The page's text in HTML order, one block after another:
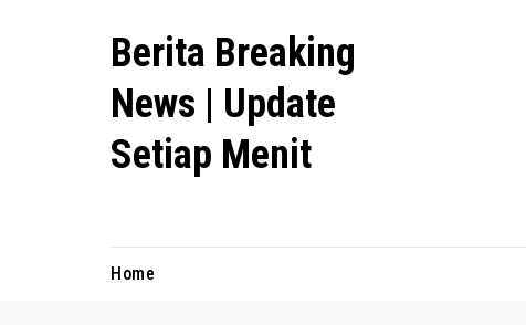
Berita Breaking
News | Update
Setiap Menit
Home